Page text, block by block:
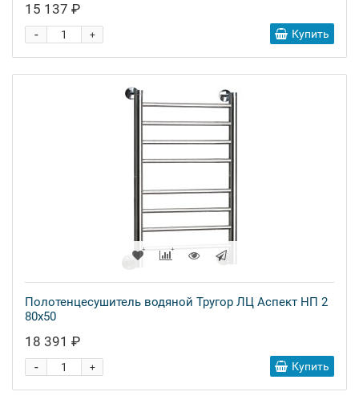
15 137 ₽
+
- Купить
Полотенцесушитель водяной Тругор ЛЦ Аспект НП 2
80x50
18 391 ₽
+
- Купить